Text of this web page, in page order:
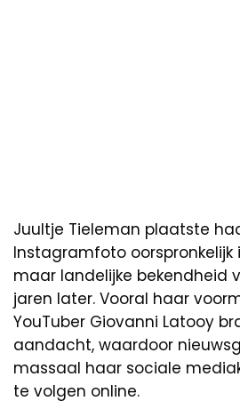
Juultje Tieleman plaatste
Instagramfoto oorspronkelijk
maar landelijke bekendheid
jaren later. Vooral haar
YouTuber Giovanni Latooy
aandacht, waardoor
massaal haar sociale
te volgen online.